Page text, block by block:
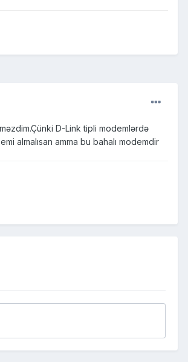
D-Link tipli modemlərdə
almalısan amma bu bahalı modemdir